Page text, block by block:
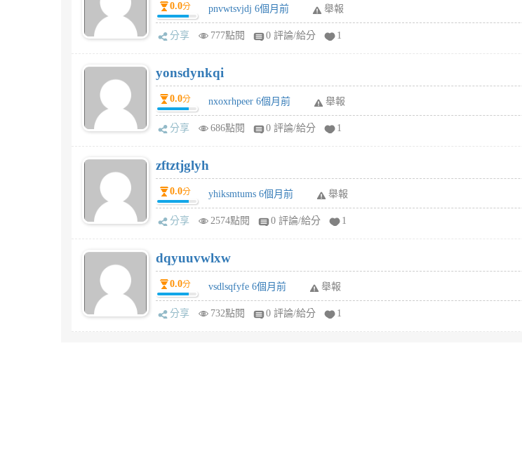
0.0分 pnvwtsvjdj 6個月前 舉報
分享 777點閱 0 評論/給分 1
yonsdynkqi
0.0分 nxoxrhpeer 6個月前 舉報
分享 686點閱 0 評論/給分 1
zftztjglyh
0.0分 yhiksmtums 6個月前 舉報
分享 2574點閱 0 評論/給分 1
dqyuuvwlxw
0.0分 vsdlsqfyfe 6個月前 舉報
分享 732點閱 0 評論/給分 1